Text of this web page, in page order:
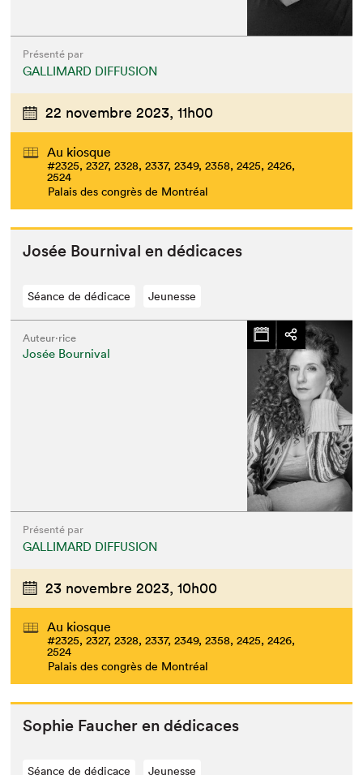
Présenté par
GALLIMARD DIFFUSION
22 novembre 2023, 11h00
Au kiosque
#2325, 2327, 2328, 2337, 2349, 2358, 2425, 2426,
2524
Palais des congrès de Montréal
Josée Bour­ni­val en dédicaces
Séance de dédicace Jeunesse
Auteur·rice
Josée Bournival
Présenté par
GALLIMARD DIFFUSION
23 novembre 2023, 10h00
Au kiosque
#2325, 2327, 2328, 2337, 2349, 2358, 2425, 2426,
2524
Palais des congrès de Montréal
Sophie Fauch­er en dédicaces
Séance de dédicace Jeunesse